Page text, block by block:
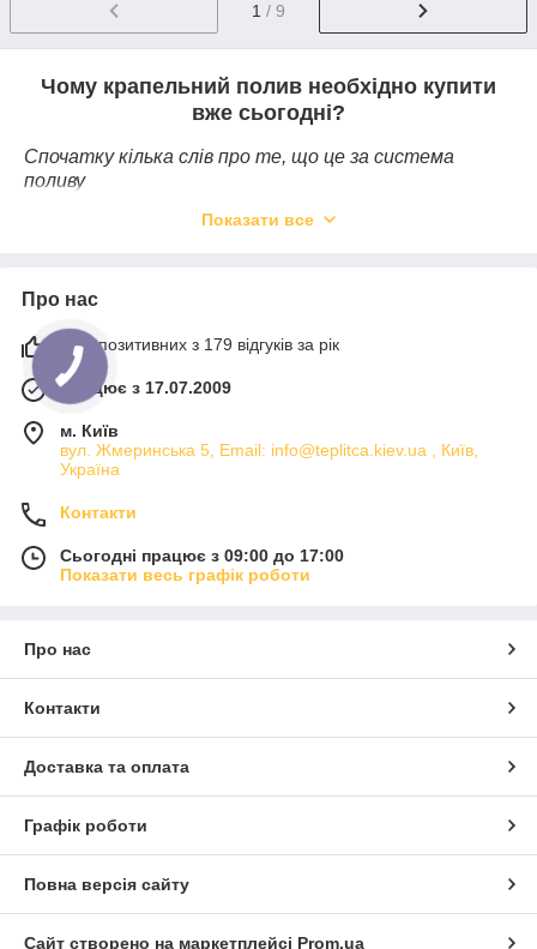
1 / 9
Чому крапельний полив необхідно купити
вже сьогодні?
Спочатку кілька слів про те, що це за система
поливу
На відміну від більшості видів зрошення, система
розміщуємо на невеликій висоті, завдяки чому вода
природнім шляхом надходить
магістральними
трубами
в крапельні стрічки з отворами, розташовані
вздовж грядок.
крапельниць, на вибір – 10, 20 та 30 см. Між
магістральною трубою та стрічкою встановлюються
силу подачі води на кожен ряд.
Найчастіше такі способи зрошення використовують у
теплицях, на звичайних грядках вдома або на дачі. Що
найчастіше застосовують
шланг
Показати все
Про нас
97% позитивних з 179 відгуків за рік
Працює з 17.07.2009
м. Київ
вул. Жмеринська 5, Email: info@teplitca.kiev.ua , Київ,
Україна
Контакти
Сьогодні працює з 09:00 до 17:00
Показати весь графік роботи
Про нас
Контакти
Доставка та оплата
Графік роботи
Повна версія сайту
Сайт створено на маркетплейсі Prom.ua